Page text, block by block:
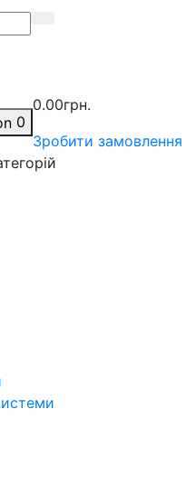
0
0.00грн.
Зробити замовлення